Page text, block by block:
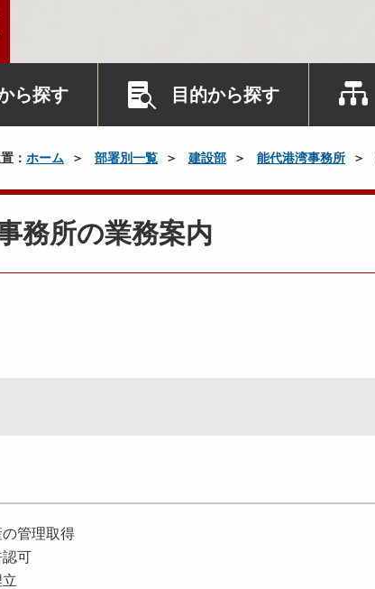
ら探す 目的から探す
： ホーム 部署別一覧 建設部 能代港湾事務所
務所の業務案内
管理取得
可